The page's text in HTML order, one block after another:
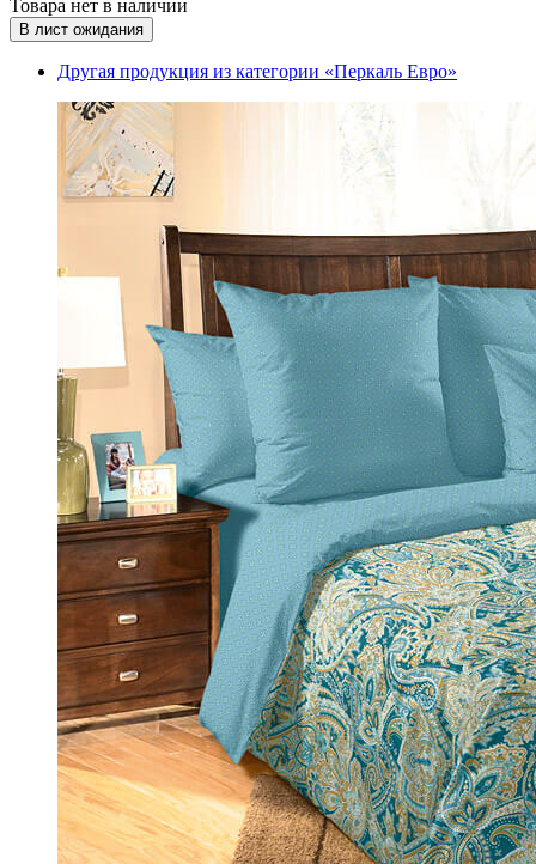
Товара нет в наличии
В лист ожидания
Другая продукция из категории «Перкаль Евро»